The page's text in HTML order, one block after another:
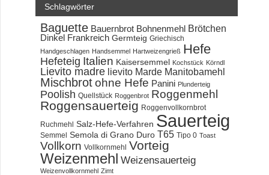
Schlagwörter
Baguette Bauernbrot Bohnenmehl Brötchen
Dinkel Frankreich Germteig Griechisch
Handgeschlagen Handsemmel Hartweizengrieß Hefe
Hefeteig Italien Kaisersemmel Kochstück Körndl
Lievito madre lievito Marde Manitobamehl
Mischbrot ohne Hefe Panini Plunderteig
Poolish Quellstück Roggenbrot Roggenmehl
Roggensauerteig Roggenvollkornbrot
Ruchmehl Salz-Hefe-Verfahren Sauerteig
Semmel Semola di Grano Duro T65 Tipo 0 Toast
Vollkorn Vollkornmehl Vorteig
Weizenmehl Weizensauerteig
Weizenvollkornmehl Zimt